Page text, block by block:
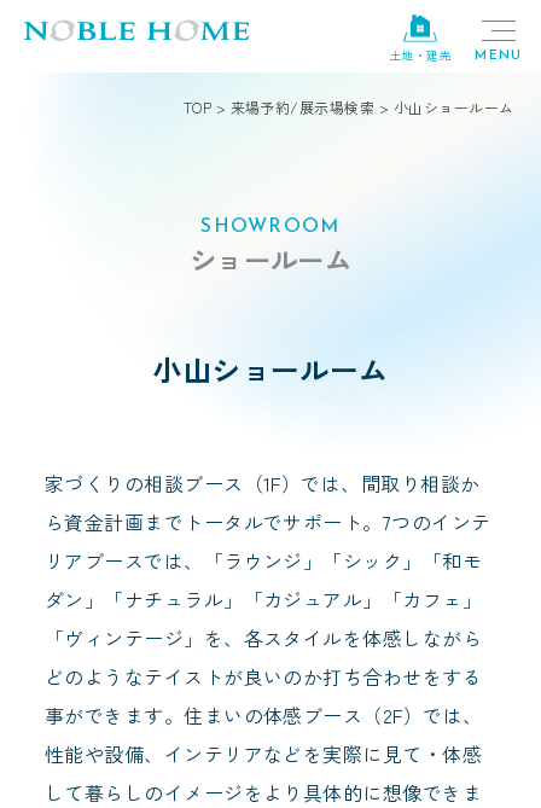
土地・建売
TOP > 来場予約/展示場検索 > 小山ショールーム
SHOWROOM
ショールーム
小山ショールーム
家づくりの相談ブース（1F）では、間取り相談か
ら資金計画までトータルでサポート。7つのインテ
リアブースでは、「ラウンジ」「シック」「和モ
ダン」「ナチュラル」「カジュアル」「カフェ」
「ヴィンテージ」を、各スタイルを体感しながら
どのようなテイストが良いのか打ち合わせをする
事ができます。住まいの体感ブース（2F）では、
性能や設備、インテリアなどを実際に見て・体感
して暮らしのイメージをより具体的に想像できま